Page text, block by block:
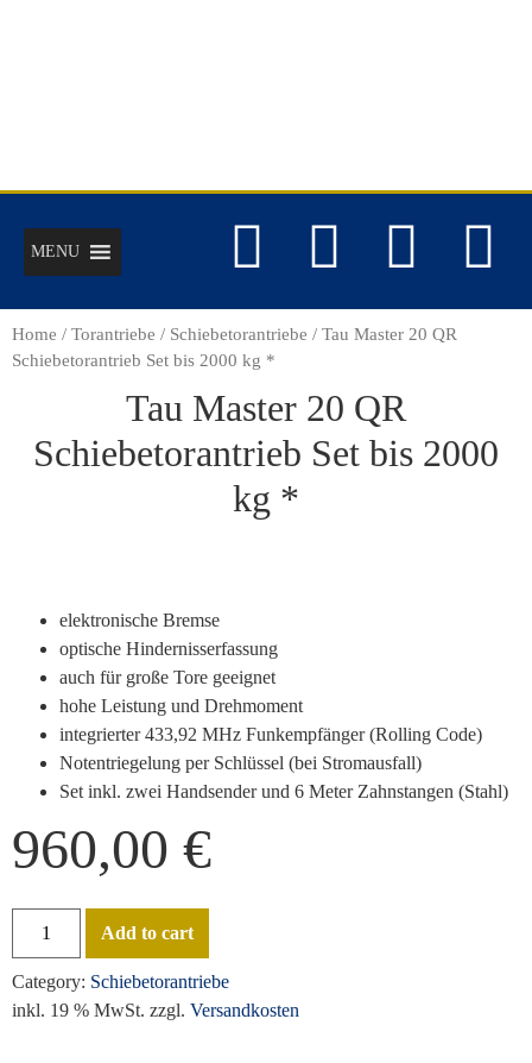
MENU
Home / Torantriebe / Schiebetorantriebe / Tau Master 20 QR
Schiebetorantrieb Set bis 2000 kg *
Tau Master 20 QR
Schiebetorantrieb Set bis 2000
kg *
elektronische Bremse
optische Hindernisserfassung
auch für große Tore geeignet
hohe Leistung und Drehmoment
integrierter 433,92 MHz Funkempfänger (Rolling Code)
Notentriegelung per Schlüssel (bei Stromausfall)
Set inkl. zwei Handsender und 6 Meter Zahnstangen (Stahl)
960,00 €
Add to cart
Category: Schiebetorantriebe
inkl. 19 % MwSt. zzgl. Versandkosten